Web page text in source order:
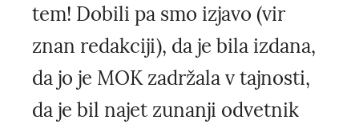
tem! Dobili pa smo izjavo (vir
znan redakciji), da je bila izdana,
da jo je MOK zadržala v tajnosti,
da je bil najet zunanji odvetnik